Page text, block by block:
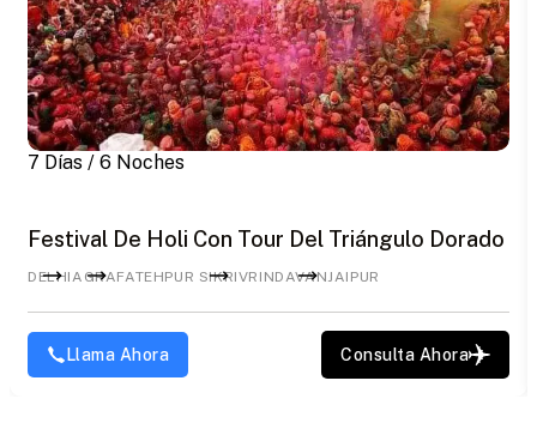
7 Días / 6 Noches
Festival De Holi Con Tour Del Triángulo Dorado
DELHIAGRAFATEHPUR SIKRIVRINDAVANJAIPUR
Llama Ahora Consulta Ahora